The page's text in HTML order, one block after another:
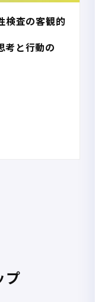
検査の客観的
と行動の
プ